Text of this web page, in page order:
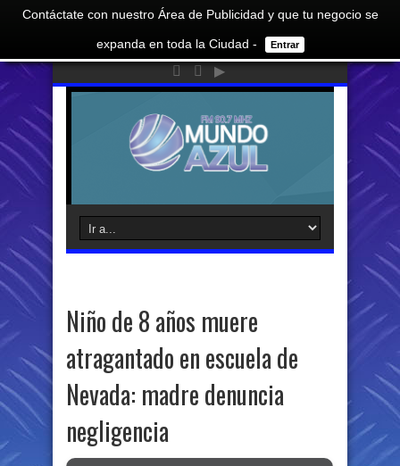
Contáctate con nuestro Área de Publicidad y que tu negocio se
expanda en toda la Ciudad - Entrar
Niño de 8 años muere
atragantado en escuela de
Nevada: madre denuncia
negligencia